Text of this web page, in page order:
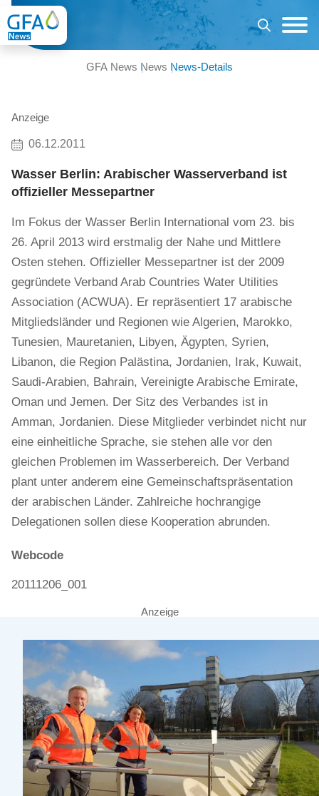
GFA News News News-Details
Anzeige
06.12.2011
Wasser Berlin: Arabischer Wasserverband ist
offizieller Messepartner
Im Fokus der Wasser Berlin International vom 23. bis
26. April 2013 wird erstmalig der Nahe und Mittlere
Osten stehen. Offizieller Messepartner ist der 2009
gegründete Verband Arab Countries Water Utilities
Association (ACWUA). Er repräsentiert 17 arabische
Mitgliedsländer und Regionen wie Algerien, Marokko,
Tunesien, Mauretanien, Libyen, Ägypten, Syrien,
Libanon, die Region Palästina, Jordanien, Irak, Kuwait,
Saudi-Arabien, Bahrain, Vereinigte Arabische Emirate,
Oman und Jemen. Der Sitz des Verbandes ist in
Amman, Jordanien. Diese Mitglieder verbindet nicht nur
eine einheitliche Sprache, sie stehen alle vor den
gleichen Problemen im Wasserbereich. Der Verband
plant unter anderem eine Gemeinschaftspräsentation
der arabischen Länder. Zahlreiche hochrangige
Delegationen sollen diese Kooperation abrunden.
Webcode
20111206_001
Anzeige